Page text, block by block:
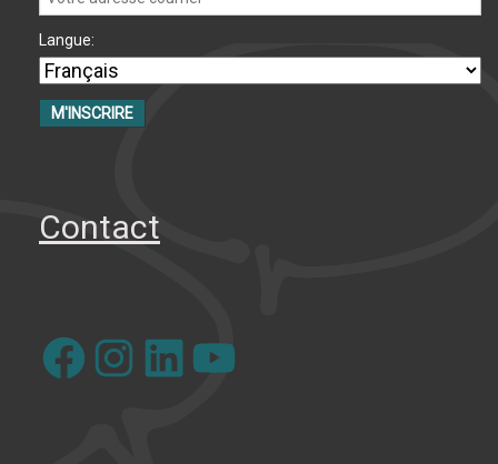
Langue:
Contact
FacebookInstagram YouTube